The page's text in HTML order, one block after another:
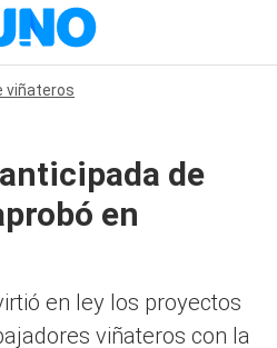
viñateros
de
en
en ley los proyectos
viñateros con la